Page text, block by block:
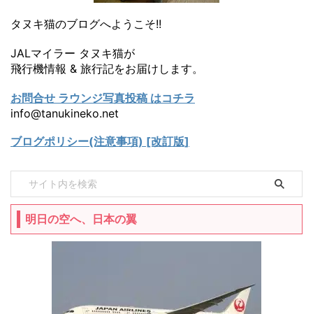
タヌキ猫のブログへようこそ!!
JALマイラー タヌキ猫が
飛行機情報 & 旅行記をお届けします。
お問合せ ラウンジ写真投稿 はコチラ
info@tanukineko.net
ブログポリシー(注意事項) [改訂版]
明日の空へ、日本の翼